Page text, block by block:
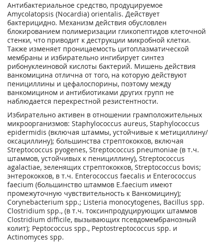
Антибактериальное средство, продуцируемое
Amycolatopsis (Nocardia) orientalis. Действует
бактерицидно. Механизм действия обусловлен
блокированием полимеризации гликопептидов клеточной
стенки, что приводит к деструкции микробной клетки.
Также изменяет проницаемость цитоплазматической
мембраны и избирательно ингибирует синтез
рибонуклеиновой кислоты бактерий. Мишень действия
ванкомицина отлична от того, на которую действуют
пенициллины и цефалоспорины, поэтому между
ванкомицином и антибиотиками других групп не
наблюдается перекрестной резистентности.
Избирательно активен в отношении грамположительных
микроорганизмов: Staphylococcus aureus, Staphylococcus
epidermidis (включая штаммы, устойчивые к метициллину/
оксациллину); большинства стрептококков, включая
Streptococcus pyogenes, Streptococcus pneumoniae (в т.ч.
штаммов, устойчивых к пенициллину), Streptococcus
agalactiae, зеленящих стрептококков, Streptococcus bovis;
энтерококков, в т.ч. Enterococcus faecalis и Enterococcus
faecium (большинство штаммов E.faecium имеют
промежуточную чувствительность к Ванкомицину);
Corynebacterium spp.; Listeria monocytogenes, Bacillus spp.
Clostridium spp., (в т.ч. токсинпродуцирующих штаммов
Clostridium difficile, вызывающих псевдомембранозный
колит); Peptococcus spp., Peptostreptococcus spp. и
Actinomyces spp.